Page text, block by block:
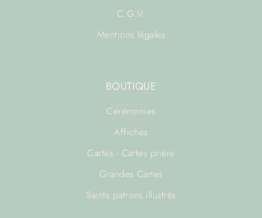
C.G.V.
Mentions légales
BOUTIQUE
Cérémonies
Affiches
Cartes - Cartes prière
Grandes Cartes
Saints patrons illustrés